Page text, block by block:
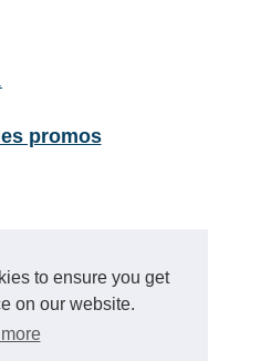
to ensure you get
on our website.
promos